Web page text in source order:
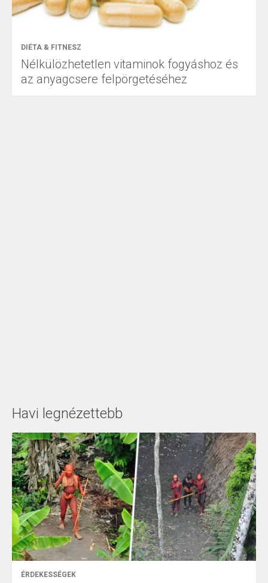
DIÉTA & FITNESZ
Nélkülözhetetlen vitaminok fogyáshoz és
az anyagcsere felpörgetéséhez
Havi legnézettebb
ÉRDEKESSÉGEK